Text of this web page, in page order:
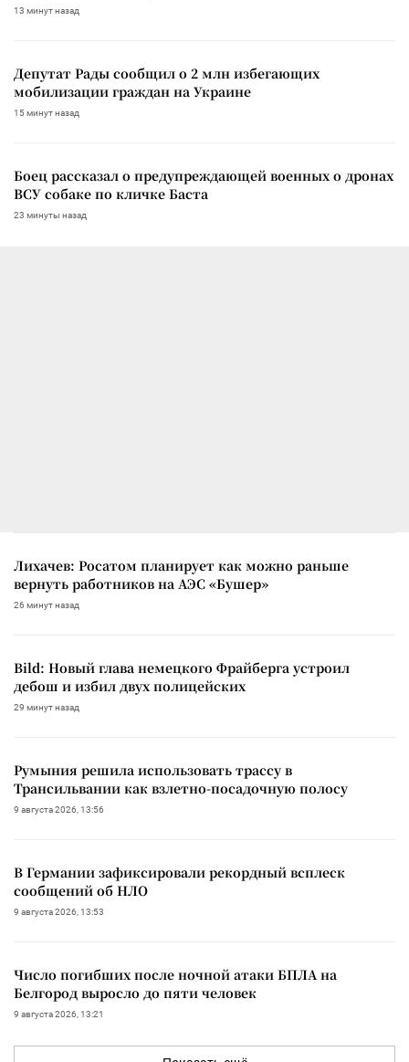
13 минут назад
Депутат Рады сообщил о 2 млн избегающих
мобилизации граждан на Украине
15 минут назад
Боец рассказал о предупреждающей военных о дронах
ВСУ собаке по кличке Баста
23 минуты назад
Лихачев: Росатом планирует как можно раньше
вернуть работников на АЭС «Бушер»
26 минут назад
Bild: Новый глава немецкого Фрайберга устроил
дебош и избил двух полицейских
29 минут назад
Румыния решила использовать трассу в
Трансильвании как взлетно-посадочную полосу
9 августа 2026, 13:56
В Германии зафиксировали рекордный всплеск
сообщений об НЛО
9 августа 2026, 13:53
Число погибших после ночной атаки БПЛА на
Белгород выросло до пяти человек
9 августа 2026, 13:21